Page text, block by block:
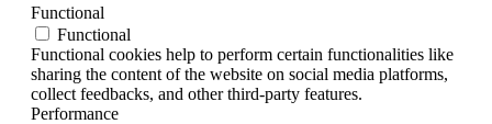
Functional
Functional
Functional cookies help to perform certain functionalities like
sharing the content of the website on social media platforms,
collect feedbacks, and other third-party features.
Performance